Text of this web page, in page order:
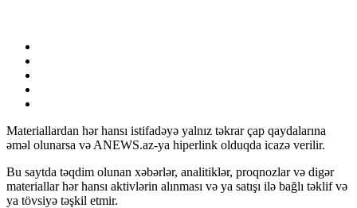
Materiallardan hər hansı istifadəyə yalnız təkrar çap qaydalarına
əməl olunarsa və ANEWS.az-ya hiperlink olduqda icazə verilir.
Bu saytda təqdim olunan xəbərlər, analitiklər, proqnozlar və digər
materiallar hər hansı aktivlərin alınması və ya satışı ilə bağlı təklif və
ya tövsiyə təşkil etmir.